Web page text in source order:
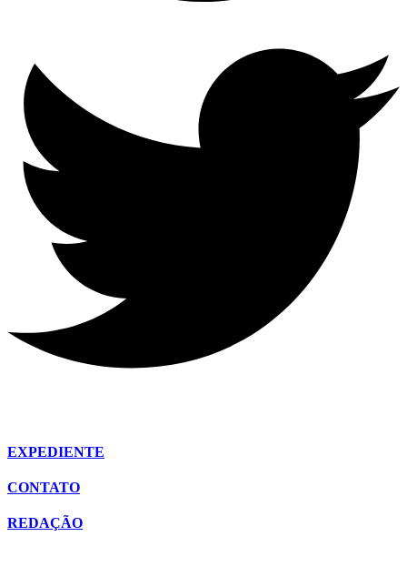
EXPEDIENTE
CONTATO
REDAÇÃO